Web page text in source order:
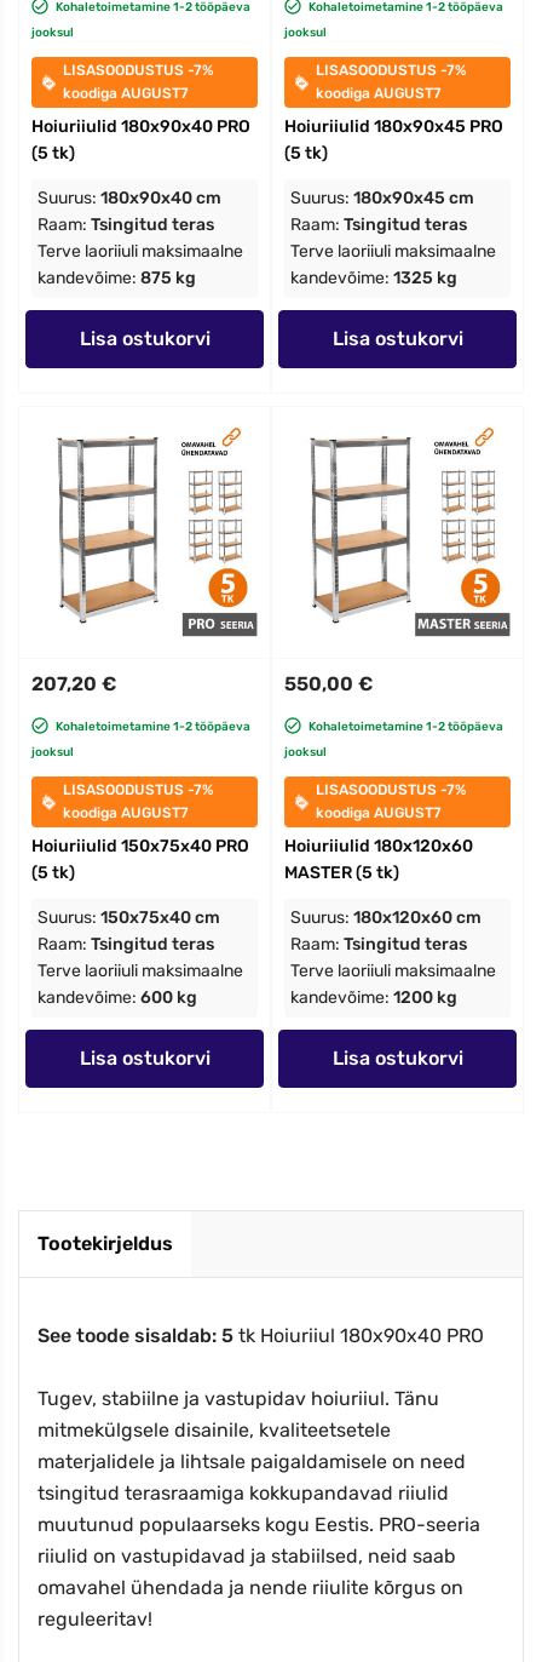
Kohaletoimetamine 1-2 tööpäeva
jooksul
LISASOODUSTUS -7%
koodiga AUGUST7
Hoiuriiulid 180x90x40 PRO
(5 tk)
Suurus: 180x90x40 cm
Raam: Tsingitud teras
Terve laoriiuli maksimaalne
kandevõime: 875 kg
Lisa ostukorvi
Kohaletoimetamine 1-2 tööpäeva
jooksul
LISASOODUSTUS -7%
koodiga AUGUST7
Hoiuriiulid 180x90x45 PRO
(5 tk)
Suurus: 180x90x45 cm
Raam: Tsingitud teras
Terve laoriiuli maksimaalne
kandevõime: 1325 kg
Lisa ostukorvi
207,20 €
Kohaletoimetamine 1-2 tööpäeva
jooksul
LISASOODUSTUS -7%
koodiga AUGUST7
Hoiuriiulid 150x75x40 PRO
(5 tk)
Suurus: 150x75x40 cm
Raam: Tsingitud teras
Terve laoriiuli maksimaalne
kandevõime: 600 kg
Lisa ostukorvi
550,00 €
Kohaletoimetamine 1-2 tööpäeva
jooksul
LISASOODUSTUS -7%
koodiga AUGUST7
Hoiuriiulid 180x120x60
MASTER (5 tk)
Suurus: 180x120x60 cm
Raam: Tsingitud teras
Terve laoriiuli maksimaalne
kandevõime: 1200 kg
Lisa ostukorvi
Tootekirjeldus
See toode sisaldab: 5 tk Hoiuriiul 180x90x40 PRO
Tugev, stabiilne ja vastupidav hoiuriiul. Tänu
mitmekülgsele disainile, kvaliteetsetele
materjalidele ja lihtsale paigaldamisele on need
tsingitud terasraamiga kokkupandavad riiulid
muutunud populaarseks kogu Eestis. PRO-seeria
riiulid on vastupidavad ja stabiilsed, neid saab
omavahel ühendada ja nende riiulite kõrgus on
reguleeritav!